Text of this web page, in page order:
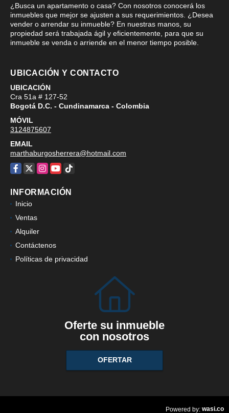
¿Busca un apartamento o casa? Con nosotros conocerá los
inmuebles que mejor se ajusten a sus requerimientos. ¿Desea
vender o arrendar su inmueble? En nuestras manos, su
propiedad será trabajada ágil y eficientemente, para que su
inmueble se venda o arriende en el menor tiempo posible.
UBICACIÓN Y CONTACTO
UBICACIÓN
Cra 51a # 127-52
Bogotá D.C. - Cundinamarca - Colombia
MÓVIL
3124875607
EMAIL
marthaburgosherrera@hotmail.com
Facebook
X Instagram
YouTube
TikTok
INFORMACIÓN
Inicio
Ventas
Alquiler
Contáctenos
Políticas de privacidad
Oferte su inmueble
con nosotros
OFERTAR
Powered by: wasi.co